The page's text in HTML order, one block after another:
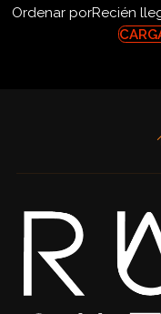
Ordenar porRecién